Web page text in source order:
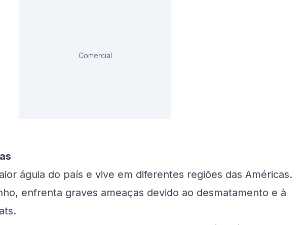
Comercial
águia do país e vive em diferentes regiões das Américas.
enfrenta graves ameaças devido ao desmatamento e à